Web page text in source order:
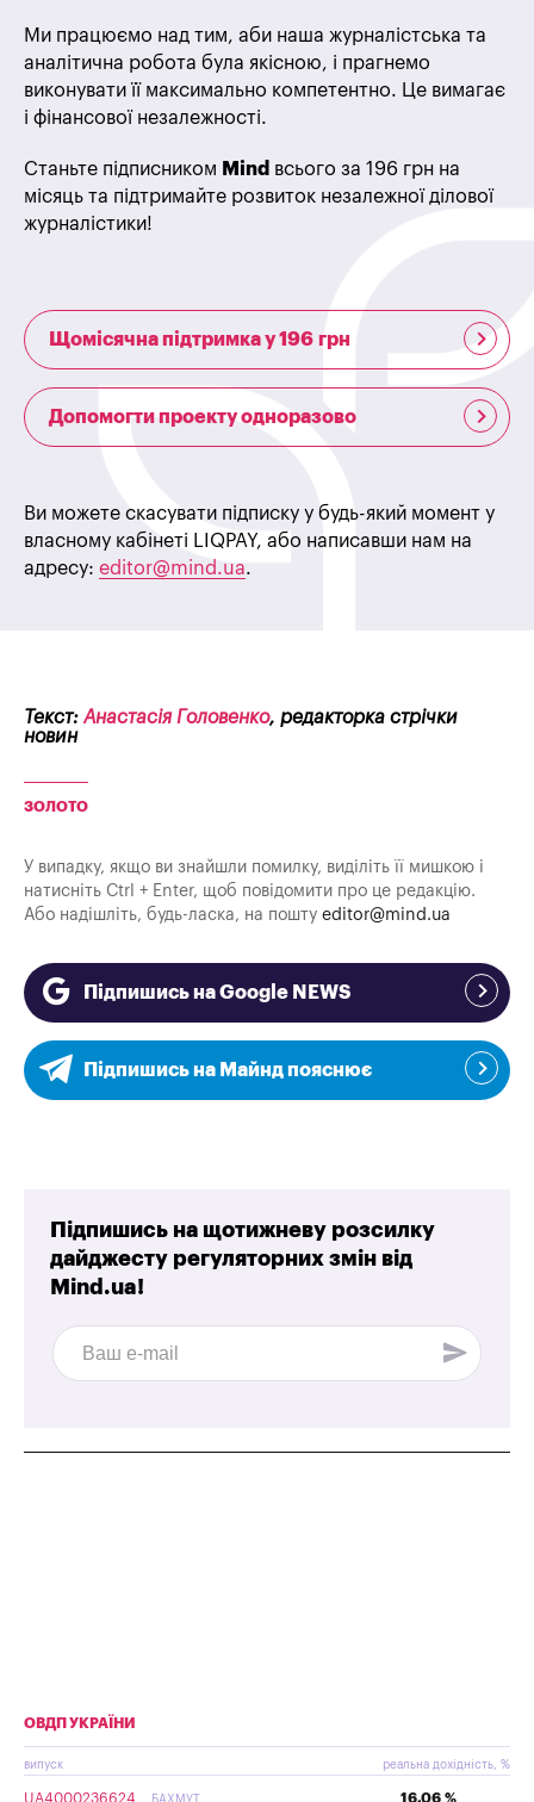
Ми працюємо над тим, аби наша журналістська та
аналітична робота була якісною, і прагнемо
виконувати її максимально компетентно. Це вимагає
і фінансової незалежності.
Станьте підписником Mind всього за 196 грн на
місяць та підтримайте розвиток незалежної ділової
журналістики!
Щомісячна підтримка у 196 грн
Допомогти проекту одноразово
Ви можете скасувати підписку у будь-який момент у
власному кабінеті LIQPAY, або написавши нам на
адресу: editor@mind.ua.
Текст: Анастасія Головенко, редакторка стрічки
новин
ЗОЛОТО
У випадку, якщо ви знайшли помилку, виділіть її мишкою і
натисніть Ctrl + Enter, щоб повідомити про це редакцію.
Або надішліть, будь-ласка, на пошту editor@mind.ua
Підпишись на Google NEWS
Підпишись на Майнд пояснює
Підпишись на щотижневу розсилку
дайджесту регуляторних змін від
Mind.ua!
ОВДП УКРАЇНИ
випуск реальна дохідність, %
UA4000236624 16.06 %